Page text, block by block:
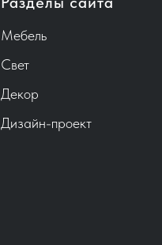
Мебель
Свет
Декор
Дизайн-проект